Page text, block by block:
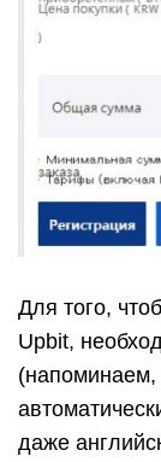
Для того,
Upbit,
(напоминаем,
даже